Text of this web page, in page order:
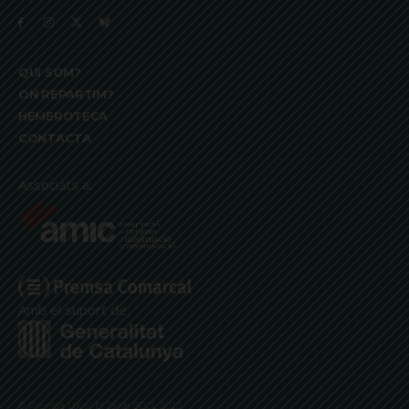
QUI SOM?
ON REPARTIM?
HEMEROTECA
CONTACTA
Associats a:
Amb el suport de:
© Premsa Local El Jardí SCCL 2025